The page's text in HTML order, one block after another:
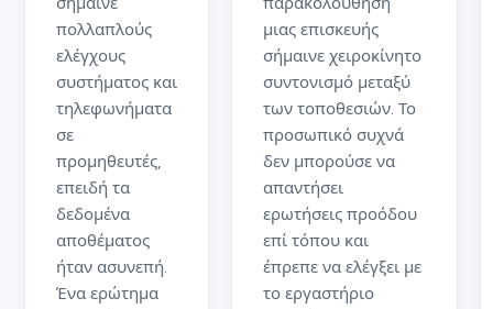
πολλαπλούς
ελέγχους
συστήματος και
τηλεφωνήματα
σε
προμηθευτές,
επειδή τα
δεδομένα
αποθέματος
ήταν ασυνεπή.
Ένα ερώτημα
μιας επισκευής
σήμαινε χειροκίνητο
συντονισμό μεταξύ
των τοποθεσιών. Το
προσωπικό συχνά
δεν μπορούσε να
απαντήσει
ερωτήσεις προόδου
επί τόπου και
έπρεπε να ελέγξει με
το εργαστήριο